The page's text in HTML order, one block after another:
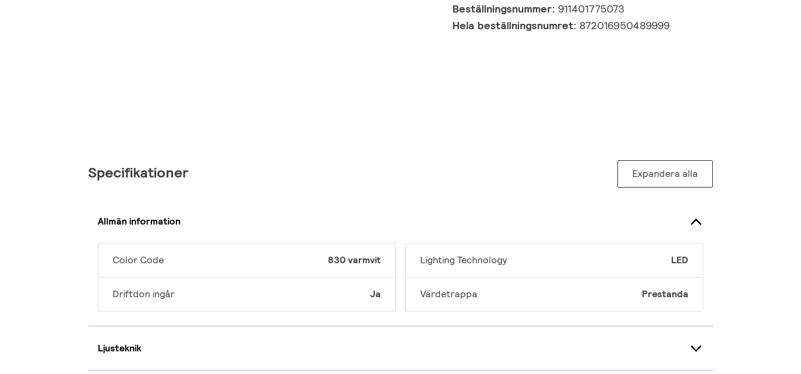
Beställningsnummer: 911401775073
Hela beställningsnumret: 872016950489999
Specifikationer Expandera alla
Allmän information
Color Code 830 varmvit
Driftdon ingår Ja
Lighting Technology LED
Värdetrappa Prestanda
Ljusteknik